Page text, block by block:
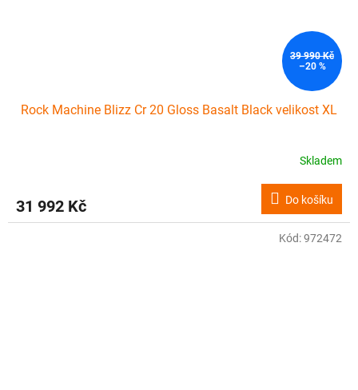
39 990 Kč
–20 %
Rock Machine Blizz Cr 20 Gloss Basalt Black velikost XL
Skladem
31 992 Kč Do košíku
Kód:972472